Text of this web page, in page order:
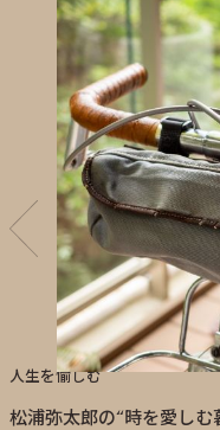
人生を愉しむ
松浦弥太郎の“時を愛しむ